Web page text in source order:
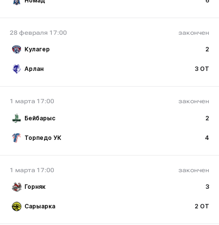
28 февраля 17:00 закончен
Кулагер 2
Арлан 3 ОТ
1 марта 17:00 закончен
Бейбарыс 2
Торпедо УК 4
1 марта 17:00 закончен
Горняк 3
Сарыарка 2 ОТ